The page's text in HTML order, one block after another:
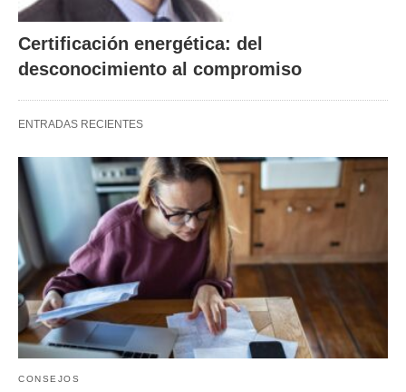
Certificación energética: del
desconocimiento al compromiso
ENTRADAS RECIENTES
CONSEJOS